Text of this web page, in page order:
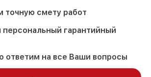
точную смету работ
гарантийный
ответим на все Ваши вопросы